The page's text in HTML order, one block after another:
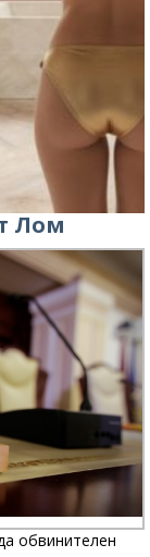
Лом
обвинителен